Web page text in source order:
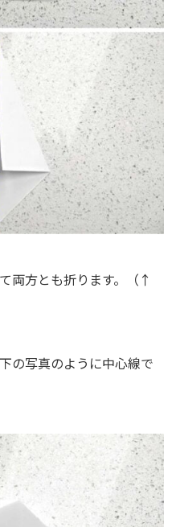
両方とも折ります。（↑
の写真のように中心線で